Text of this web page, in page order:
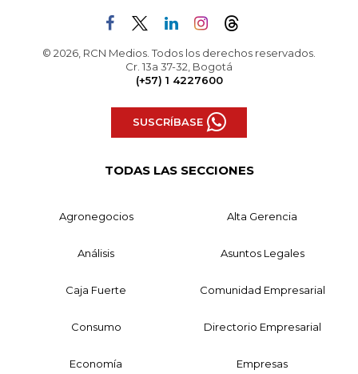
© 2026, RCN Medios. Todos los derechos reservados.
Cr. 13a 37-32, Bogotá
(+57) 1 4227600
SUSCRÍBASE
TODAS LAS SECCIONES
Agronegocios Alta Gerencia
Análisis Asuntos Legales
Caja Fuerte Comunidad Empresarial
Consumo Directorio Empresarial
Economía Empresas